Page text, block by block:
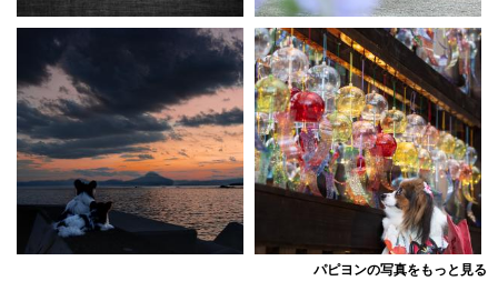
パピヨンの写真をもっと見る